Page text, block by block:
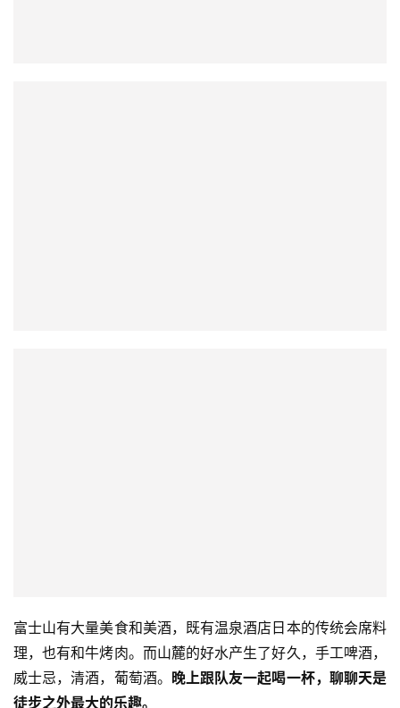
富士山有大量美食和美酒，既有温泉酒店日本的传统会席料
理，也有和牛烤肉。而山麓的好水产生了好久，手工啤酒，
威士忌，清酒，葡萄酒。 晚上跟队友一起喝一杯，聊聊天是
徒步之外最大的乐趣。